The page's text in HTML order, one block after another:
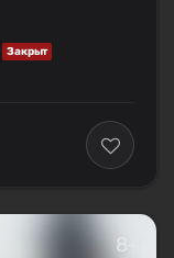
Закрыт
8+